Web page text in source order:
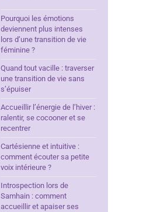
Pourquoi les émotions
deviennent plus intenses
lors d’une transition de vie
féminine ?
Quand tout vacille : traverser
une transition de vie sans
s’épuiser
Accueillir l’énergie de l’hiver :
ralentir, se cocooner et se
recentrer
Cartésienne et intuitive :
comment écouter sa petite
voix intérieure ?
Introspection lors de
Samhain : comment
accueillir et apaiser ses